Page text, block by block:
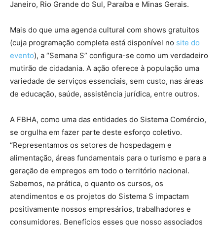
Janeiro, Rio Grande do Sul, Paraíba e Minas Gerais.
Mais do que uma agenda cultural com shows gratuitos
(cuja programação completa está disponível no site do
evento), a “Semana S” configura-se como um verdadeiro
mutirão de cidadania. A ação oferece à população uma
variedade de serviços essenciais, sem custo, nas áreas
de educação, saúde, assistência jurídica, entre outros.
A FBHA, como uma das entidades do Sistema Comércio,
se orgulha em fazer parte deste esforço coletivo.
“Representamos os setores de hospedagem e
alimentação, áreas fundamentais para o turismo e para a
geração de empregos em todo o território nacional.
Sabemos, na prática, o quanto os cursos, os
atendimentos e os projetos do Sistema S impactam
positivamente nossos empresários, trabalhadores e
consumidores. Benefícios esses que nosso associados